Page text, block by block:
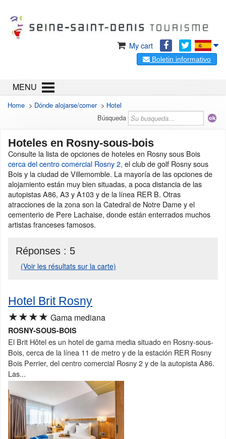
My cart
Boletin informativo
MENU
Home > Dónde alojarse/comer> Hotel
Búsqueda
Hoteles en Rosny-sous-bois
Consulte la lista de opciones de hoteles en Rosny sous Bois
cerca del centro comercial Rosny 2, el club de golf Rosny sous
Bois y la ciudad de Villemomble. La mayoría de las opciones de
alojamiento están muy bien situadas, a poca distancia de las
autopistas A86, A3 y A103 y de la línea RER B. Otras
atracciones de la zona son la Catedral de Notre Dame y el
cementerio de Pere Lachaise, donde están enterrados muchos
artistas franceses famosos.
Réponses : 5
(Voir les résultats sur la carte)
Hotel Brit Rosny
★★★★ Gama mediana
ROSNY-SOUS-BOIS
El Brit Hôtel es un hotel de gama media situado en Rosny-sous-
Bois, cerca de la línea 11 de metro y de la estación RER Rosny
Bois Perrier, del centro comercial Rosny 2 y de la autopista A86.
Las...